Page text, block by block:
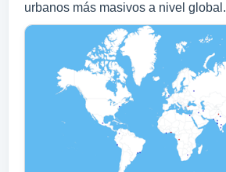
urbanos más masivos a nivel global.